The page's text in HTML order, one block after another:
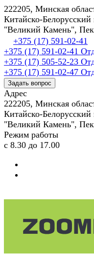
222205, Минская
Китайско-
"Великий Камень",
+375 (17) 591-02-41
+375 (17) 591-02-41
+375 (17) 505-52-23
+375 (17) 591-02-47
Задать вопрос
Адрес
222205, Минская
Китайско-
"Великий Камень",
Режим работы
с 8.30 до 17.00